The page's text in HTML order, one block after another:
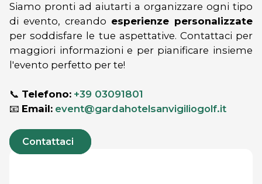
Siamo pronti ad aiutarti a organizzare ogni tipo
di evento, creando esperienze personalizzate
per soddisfare le tue aspettative. Contattaci per
maggiori informazioni e per pianificare insieme
l'evento perfetto per te!
📞 Telefono: +39 03091801
📧 Email: event@gardahotelsanvigiliogolf.it
Contattaci